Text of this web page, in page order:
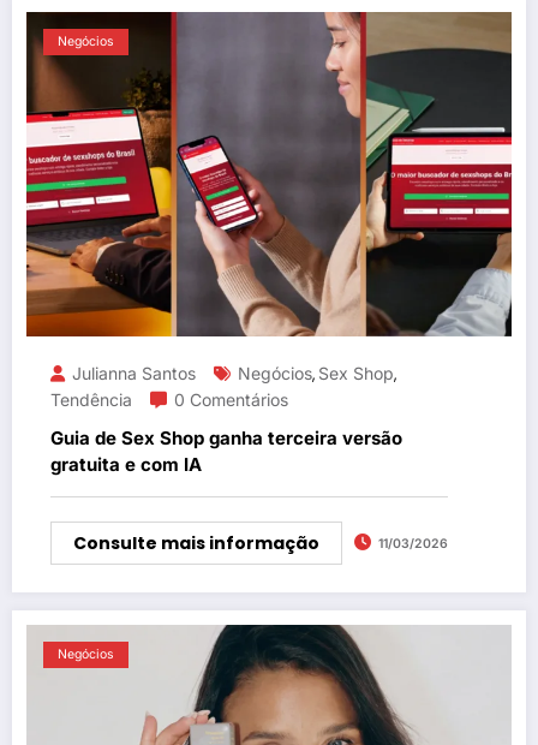
Negócios
Julianna Santos Negócios, Sex Shop,
Tendência
0 Comentários
Guia de Sex Shop ganha terceira versão
gratuita e com IA
Consulte mais informação 11/03/2026
Negócios